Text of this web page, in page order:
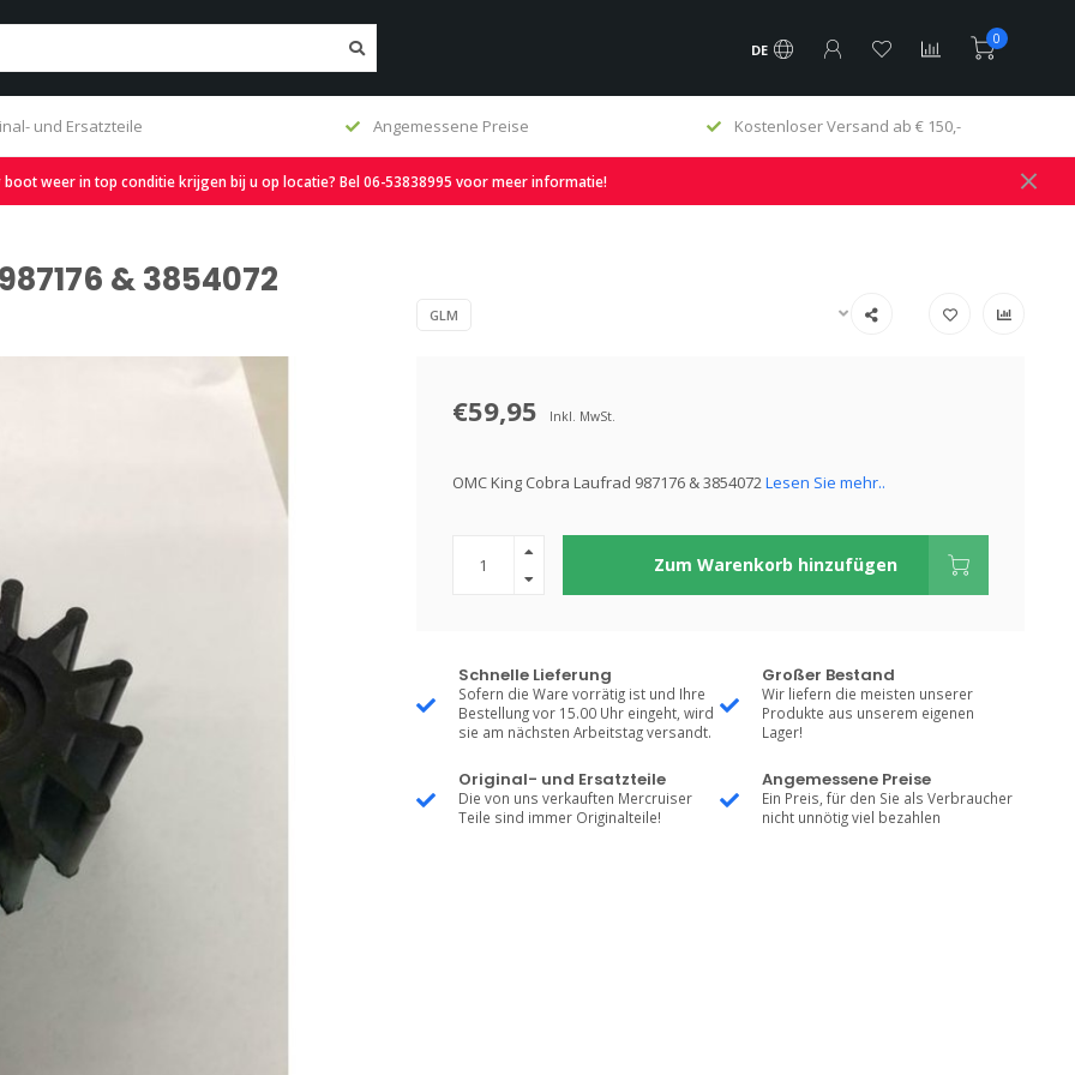
DE
0
und Ersatzteile Angemessene Preise Kostenloser Versand ab € 150,-
boot weer in top conditie krijgen bij u op locatie? Bel 06-53838995 voor meer informatie!
& 3854072
GLM
€59,95 Inkl. MwSt.
OMC King Cobra Laufrad 987176 & 3854072Lesen Sie mehr..
Zum Warenkorb hinzufügen
Schnelle Lieferung
Sofern die Ware vorrätig ist und Ihre
Bestellung vor 15.00 Uhr eingeht, wird
sie am nächsten Arbeitstag versandt.
Großer Bestand
Wir liefern die meisten unserer
Produkte aus unserem eigenen
Lager!
Original- und Ersatzteile
Die von uns verkauften Mercruiser
Teile sind immer Originalteile!
Angemessene Preise
Ein Preis, für den Sie als Verbraucher
nicht unnötig viel bezahlen